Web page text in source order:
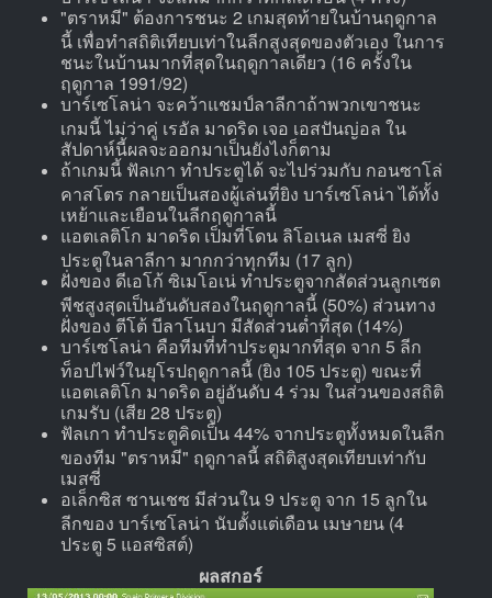
"ตราหมี" ต้องการชนะ 2 เกมสุดท้ายในบ้านฤดูกาล
นี้ เพื่อทำสถิติเทียบเท่าในลีกสูงสุดของตัวเอง ในการ
ชนะในบ้านมากที่สุดในฤดูกาลเดียว (16 ครั้งใน
ฤดูกาล 1991/92)
บาร์เซโลน่า จะคว้าแชมป์ลาลีกาถ้าพวกเขาชนะ
เกมนี้ ไม่ว่าคู่ เรอัล มาดริด เจอ เอสปันญ่อล ใน
สัปดาห์นี้ผลจะออกมาเป็นยังไงก็ตาม
ถ้าเกมนี้ ฟัลเกา ทำประตูได้ จะไปร่วมกับ กอนซาโล่
คาสโตร กลายเป็นสองผู้เล่นที่ยิง บาร์เซโลน่า ได้ทั้ง
เหย้าและเยือนในลีกฤดูกาลนี้
แอตเลติโก มาดริด เป็มที่โดน ลิโอเนล เมสซี่ ยิง
ประตูในลาลีกา มากกว่าทุกทีม (17 ลูก)
ฝั่งของ ดีเอโก้ ซิเมโอเน่ ทำประตูจากสัดส่วนลูกเซต
พีชสูงสุดเป็นอันดับสองในฤดูกาลนี้ (50%) ส่วนทาง
ฝั่งของ ตีโต้ บีลาโนบา มีสัดส่วนต่ำที่สุด (14%)
บาร์เซโลน่า คือทีมที่ทำประตูมากที่สุด จาก 5 ลีก
ท็อปไฟว์ในยุโรปฤดูกาลนี้ (ยิง 105 ประตู) ขณะที่
แอตเลติโก มาดริด อยู่อันดับ 4 ร่วม ในส่วนของสถิติ
เกมรับ (เสีย 28 ประตู)
ฟัลเกา ทำประตูคิดเป็น 44% จากประตูทั้งหมดในลีก
ของทีม "ตราหมี" ฤดูกาลนี้ สถิติสูงสุดเทียบเท่ากับ
เมสซี่
อเล็กซิส ซานเชซ มีส่วนใน 9 ประตู จาก 15 ลูกใน
ลีกของ บาร์เซโลน่า นับตั้งแต่เดือน เมษายน (4
ประตู 5 แอสซิสต์)
ผลสกอร์